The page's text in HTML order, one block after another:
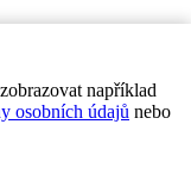
například
osobních údajů nebo